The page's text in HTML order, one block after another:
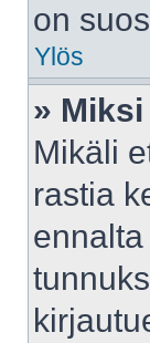
on
Ylös
»
Mikäli
rastia